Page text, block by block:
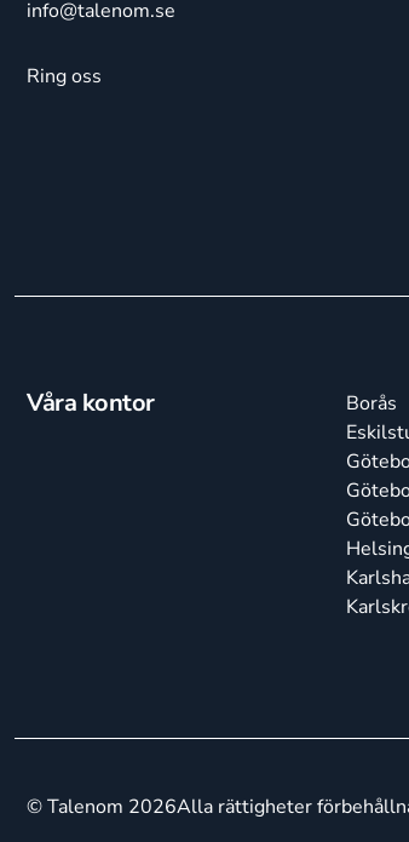
info@talenom.se
Ring oss
Våra kontor
Borås
© Talenom 2026Alla rättigheter